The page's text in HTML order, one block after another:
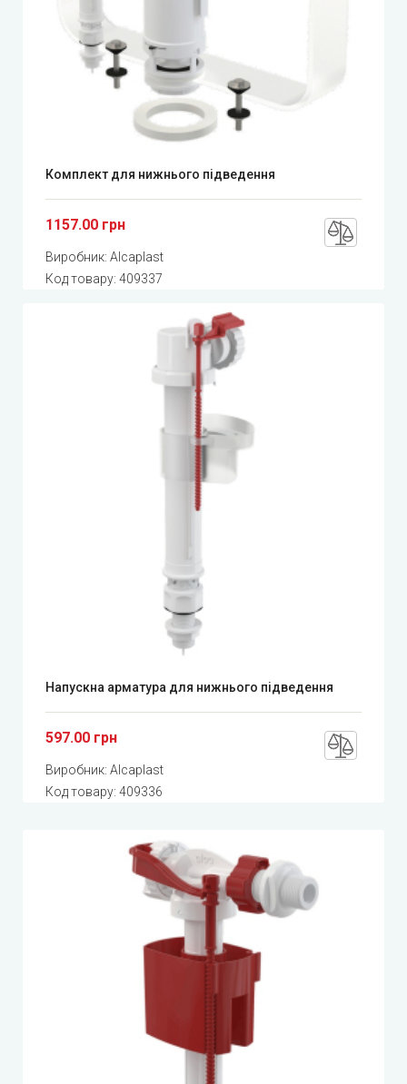
Комплект для нижнього підведення
1157.00 грн
Виробник: Alcaplast
Код товару: 409337
Напускна арматура для нижнього підведення
597.00 грн
Виробник: Alcaplast
Код товару: 409336